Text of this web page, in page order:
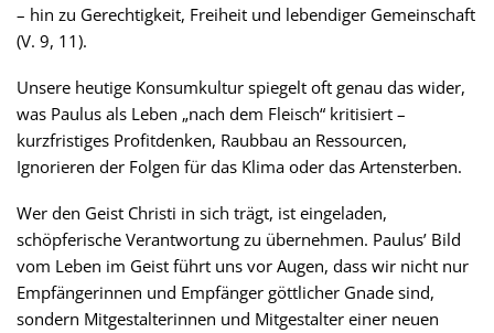
– hin zu Gerechtigkeit, Freiheit und lebendiger Gemeinschaft
(V. 9, 11).
Unsere heutige Konsumkultur spiegelt oft genau das wider,
was Paulus als Leben „nach dem Fleisch“ kritisiert –
kurzfristiges Profitdenken, Raubbau an Ressourcen,
Ignorieren der Folgen für das Klima oder das Artensterben.
Wer den Geist Christi in sich trägt, ist eingeladen,
schöpferische Verantwortung zu übernehmen. Paulus’ Bild
vom Leben im Geist führt uns vor Augen, dass wir nicht nur
Empfängerinnen und Empfänger göttlicher Gnade sind,
sondern Mitgestalterinnen und Mitgestalter einer neuen